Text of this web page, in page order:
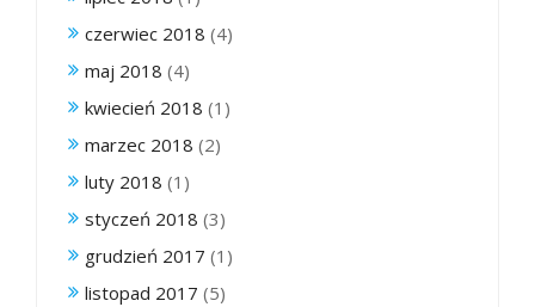
czerwiec 2018 (4)
maj 2018 (4)
kwiecień 2018 (1)
marzec 2018 (2)
luty 2018 (1)
styczeń 2018 (3)
grudzień 2017 (1)
listopad 2017 (5)